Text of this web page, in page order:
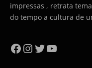
impressas , retrata
do tempo a cultura de
Facebook
Instagram
Twitter
YouTube